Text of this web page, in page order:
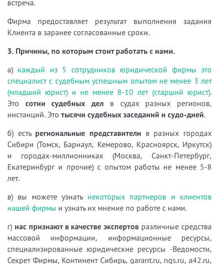
встреча.
Фирма предоставляет результат выполнения задания
Клиента в заранее согласованные сроки.
3. Причины, по которым стоит работать с нами.
а) каждый из 5 сотрудников юридической фирмы это
специалист с судебным успешным опытом не менее 3 лет
(младший юрист) и не менее 8-10 лет (старший юрист).
Это сотни судебных дел в судах разных регионов,
инстанций. Это тысячи судебных заседаний и судо-дней.
б) есть региональные представители в разных городах
Сибири (Томск, Барнаул, Кемерово, Красноярск, Иркутск)
и городах-миллионниках (Москва, Санкт-Петербург,
Екатеринбург и прочие) с опытом работы не менее 5-8
лет.
в) вы можете узнать некоторых партнеров и клиентов
нашей фирмы и узнать их мнение по работе с нами.
г) нас признают в качестве экспертов различные средства
массовой информации, информационные ресурсы,
специализированные юридические ресурсы -Ведомости,
Секрет Фирмы, Континент Сибирь, garant.ru, ngs.ru, a42.ru,